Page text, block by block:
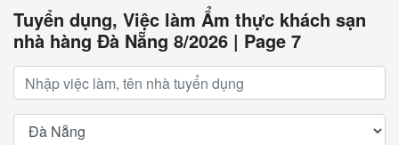
Tuyển dụng, Việc làm Ẩm thực khách sạn
nhà hàng Đà Nẵng 8/2026 | Page 7